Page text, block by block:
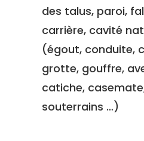
des talus, paroi,
carrière, cavité
(égout, conduite,
grotte, gouffre,
catiche,
souterrains …)